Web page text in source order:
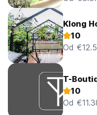
Klong
10
Od
T-
10
Od